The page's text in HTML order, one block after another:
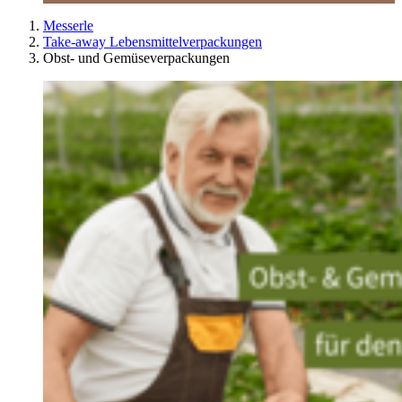
Messerle
Take-away Lebensmittelverpackungen
Obst- und Gemüseverpackungen